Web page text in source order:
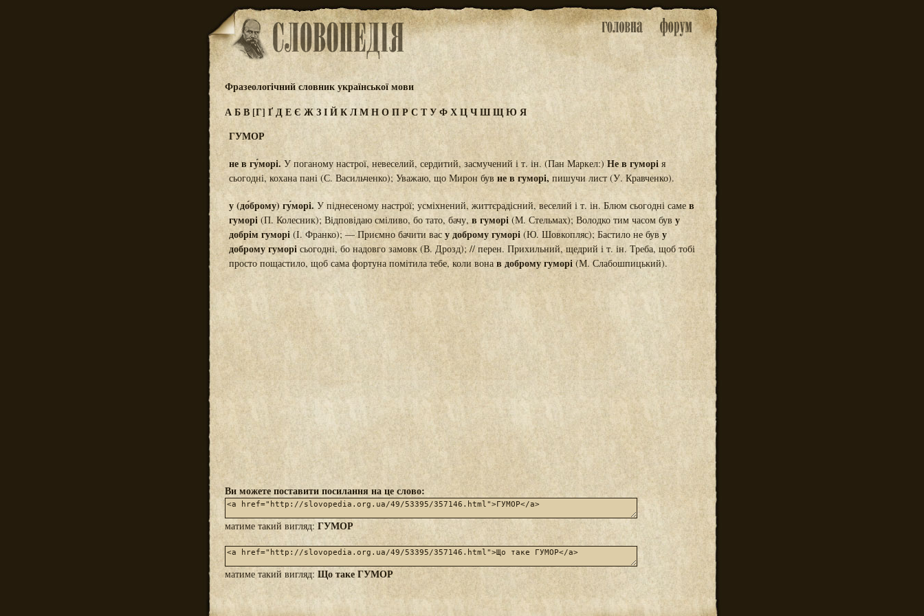
Фразеологічний словник української мови
АБВ[Г] ҐДЕЄ ЖЗІЙКЛМНОПРС ТУФХЦЧШЩЮ Я
ГУМОР
не в гу́морі. У поганому настрої, невеселий, сердитий, засмучений і т. ін. (Пан Маркел:) Не в гуморі я
сьогодні, кохана пані (С. Васильченко); Уважаю, що Мирон був не в гуморі, пишучи лист (У. Кравченко).
у (до́брому) гу́морі.У піднесеному настрої; усміхнений, життєрадісний, веселий і т. ін. Блюм сьогодні саме в
гуморі (П. Колесник); Відповідаю сміливо, бо тато, бачу, в гуморі (М. Стельмах); Володко тим часом був у
добрім гуморі (І. Франко); — Приємно бачити вас у доброму гуморі (Ю. Шовкопляс); Бастило не був у
доброму гуморі сьогодні, бо надовго замовк (В. Дрозд); // перен. Прихильний, щедрий і т. ін. Треба, щоб тобі
просто пощастило, щоб сама фортуна помітила тебе, коли вона в доброму гуморі (М. Слабошпицький).
Ви можете поставити посилання на це слово:
матиме такий вигляд: ГУМОР
матиме такий вигляд: Що таке ГУМОР